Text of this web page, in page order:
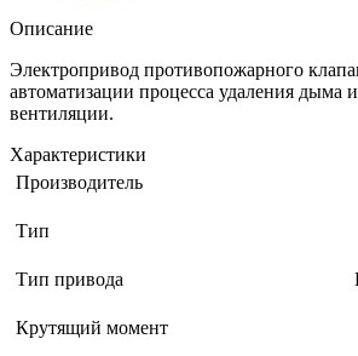
Описание
Электропривод противопожарного
автоматизации процесса удаления дыма
вентиляции.
Характеристики
Производитель
Тип
Тип привода
Крутящий момент